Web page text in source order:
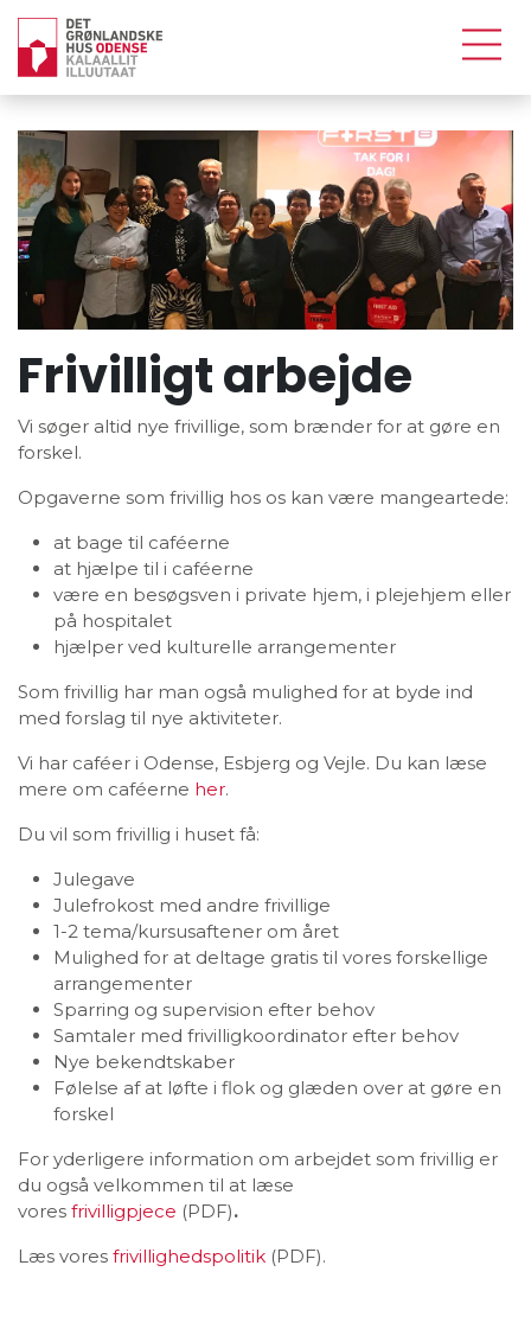
Frivilligt arbejde
Vi søger altid nye frivillige, som brænder for at gøre en
forskel.
Opgaverne som frivillig hos os kan være mangeartede:
at bage til caféerne
at hjælpe til i caféerne
være en besøgsven i private hjem, i plejehjem eller
på hospitalet
hjælper ved kulturelle arrangementer
Som frivillig har man også mulighed for at byde ind
med forslag til nye aktiviteter.
Vi har caféer i Odense, Esbjerg og Vejle. Du kan læse
mere om caféerne her.
Du vil som frivillig i huset få:
Julegave
Julefrokost med andre frivillige
1-2 tema/kursusaftener om året
Mulighed for at deltage gratis til vores forskellige
arrangementer
Sparring og supervision efter behov
Samtaler med frivilligkoordinator efter behov
Nye bekendtskaber
Følelse af at løfte i flok og glæden over at gøre en
forskel
For yderligere information om arbejdet som frivillig er
du også velkommen til at læse
vores frivilligpjece (PDF).
Læs vores frivillighedspolitik (PDF).